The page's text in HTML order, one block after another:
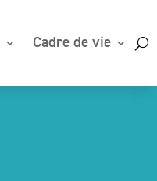
Cadre de vie